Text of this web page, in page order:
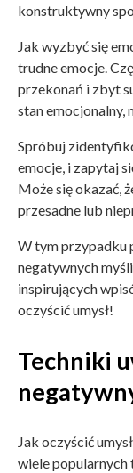
konstruktywny
Jak wyzbyć się
trudne emocje.
przekonań i zbyt
stan emocjonalny,
Spróbuj
emocje, i zapytaj
Może się okazać,
przesadne lub
W tym przypadku
negatywnych
inspirujących
oczyścić umysł!
Techniki
Jak oczyścić
wiele popularnych